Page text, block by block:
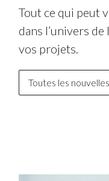
Tout ce qui peut
dans l’univers
vos projets.
Toutes les nouvelles